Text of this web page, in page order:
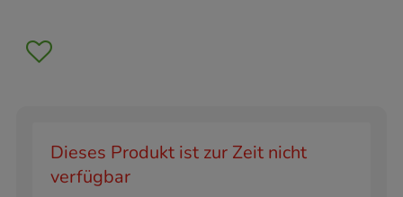
Dieses Produkt ist zur Zeit nicht
verfügbar